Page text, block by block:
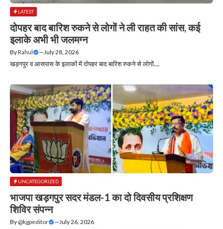
LATEST
दोपहर बाद बारिश रुकने से लोगों ने ली राहत की सांस, कई
इलाके अभी भी जलमग्न
ByRahul —July 28, 2026
खड़गपुर व आसपास के इलाकों में दोपहर बाद बारिश रुकने से लोगों....
UNCATEGORIZED
भाजपा खड़गपुर सदर मंडल-1 का दो दिवसीय प्रशिक्षण
शिविर संपन्न
By @kgpeditor —July 26, 2026